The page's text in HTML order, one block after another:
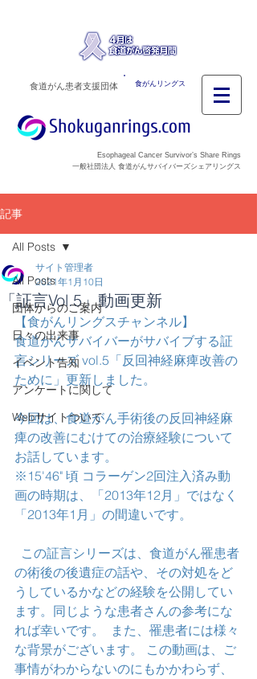
食がんリングス
食道がん患者支援団体
Esophageal Cancer Survivor’s Share Rings
一般社団法人 食道がんサバイバーズシェアリングス
記事
All Posts
団体からのご案内
日々の出来事
イベント告知
アンケートに関して
Webサイトついて
All Posts
「証言Vol.5」動画更新
サイト管理者
2021年1月10日
【食がんリングスチャンネル】
食道がんサバイバーがサバイブする証
言シリーズ vol.5「反回神経麻痺改善の
ために」更新しました。
今回は、食道がん手術後の反回神経麻
痺の改善にむけての治療経験について
お話しています。
※15'46" 頃 コラーゲン2回注入済み動
画の時期は、「2013年12月」ではなく
「2013年1月」の間違いです。
の術後の後遺症の話や、その対処をど
うしているかなどの経験を公開してい
ます。同じような患者さんの参考にな
れば幸いです。  また、罹患者には様々
な背景がございます。 この動画は、ご
事情がわからないのにもかかわらず、